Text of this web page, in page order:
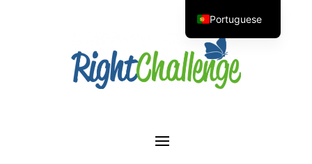
Portuguese
English